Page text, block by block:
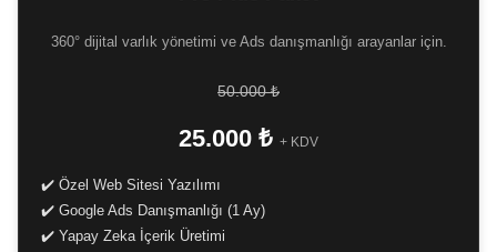
360° dijital varlık yönetimi ve Ads danışmanlığı arayanlar için.
50.000 ₺
25.000 ₺ + KDV
✔️ Özel Web Sitesi Yazılımı
✔️ Google Ads Danışmanlığı (1 Ay)
✔️ Yapay Zeka İçerik Üretimi